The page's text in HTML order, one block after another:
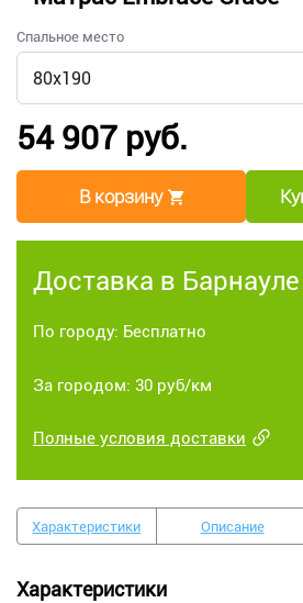
Спальное место
54 907 руб.
В корзину
Доставка в Барнауле
По городу: Бесплатно
За городом: 30 руб/км
Полные условия доставки
Характеристики Описание
Характеристики